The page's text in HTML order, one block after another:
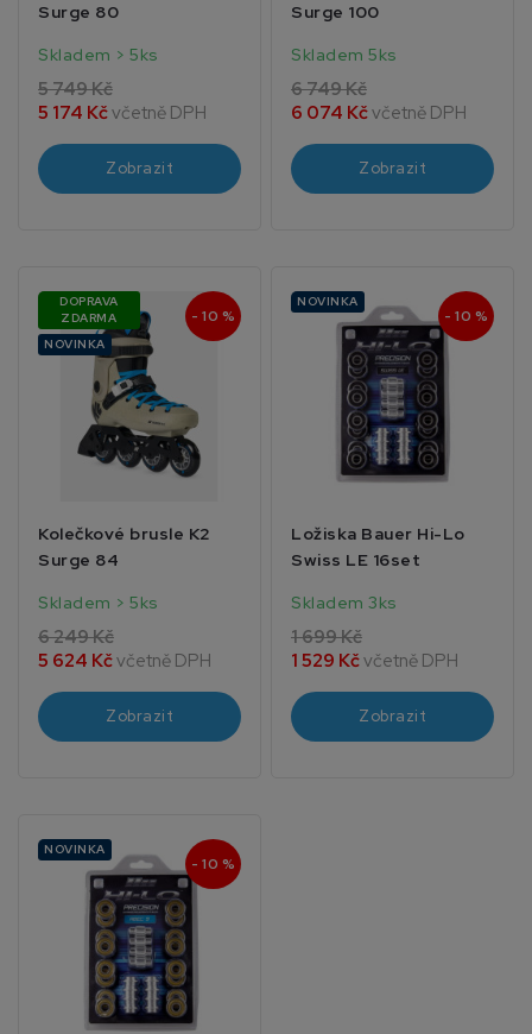
Surge 80
Skladem > 5ks
5 749 Kč
5 174 Kčvčetně DPH
Zobrazit
Surge 100
Skladem 5ks
6 749 Kč
6 074 Kčvčetně DPH
Zobrazit
DOPRAVA
ZDARMA
NOVINKA
- 10 %
Kolečkové brusle K2
Surge 84
Skladem > 5ks
6 249 Kč
5 624 Kčvčetně DPH
Zobrazit
NOVINKA
- 10 %
Ložiska Bauer Hi-Lo
Swiss LE 16set
Skladem 3ks
1 699 Kč
1 529 Kčvčetně DPH
Zobrazit
NOVINKA
- 10 %